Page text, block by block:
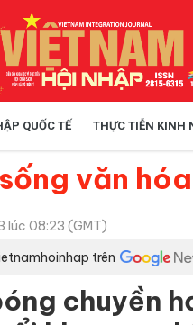
QUỐC TẾ THỰC TIỄN KINH
văn hóa
08:23 (GMT)
trên
chuyền